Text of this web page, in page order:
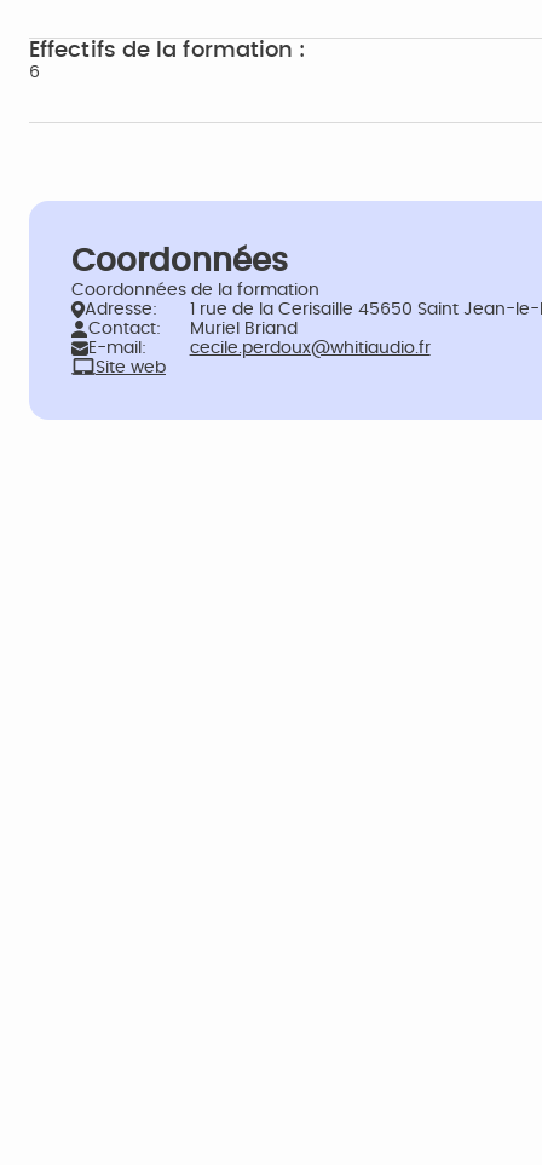
Effectifs de la formation :
6
Coordonnées
Coordonnées de la formation
Adresse:
1 rue de la Cerisaille 45650 Saint Jean-
Contact:
Muriel Briand
E-mail:
cecile.perdoux@whitiaudio.fr
Site web